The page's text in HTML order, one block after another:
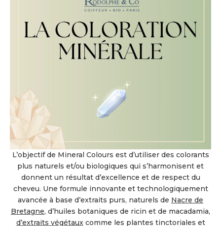
L’objectif de Mineral Colours est d’utiliser des colorants
plus naturels et/ou biologiques qui s’harmonisent et
donnent un résultat d’excellence et de respect du
cheveu. Une formule innovante et technologiquement
avancée à base d’extraits purs, naturels de Nacre de
Bretagne, d’huiles botaniques de ricin et de macadamia,
d’extraits végétauxcomme les plantes tinctoriales et